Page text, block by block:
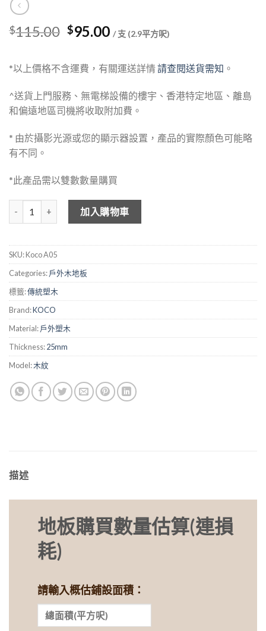
$115.00 Original
was:
$115.00.
$95.00Current
is:
$95.00.
/ 支 (2.9平方呎)
*以上價格不含運費，有關運送詳情請查閱送貨需知 。
^送貨上門服務、無電梯設備的樓宇、香港特定地區、離島
和偏遠地區司機將收取附加費。
* 由於攝影光源或您的顯示器設置，產品的實際顏色可能略
有不同。
*此產品需以雙數數量購買
KOCO 傳統塑木地板 - A05 深灰色 數量
加入購物車
SKU:Koco A05
Categories:戶外木地板
標籤:傳統塑木
Brand:KOCO
Material:戶外塑木
Thickness:25mm
Model:木紋
描述
地板購買數量估算(連損
耗)
請輸入概估鋪設面積：